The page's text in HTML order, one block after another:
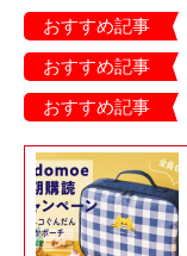
おすすめ記事
おすすめ記事
おすすめ記事